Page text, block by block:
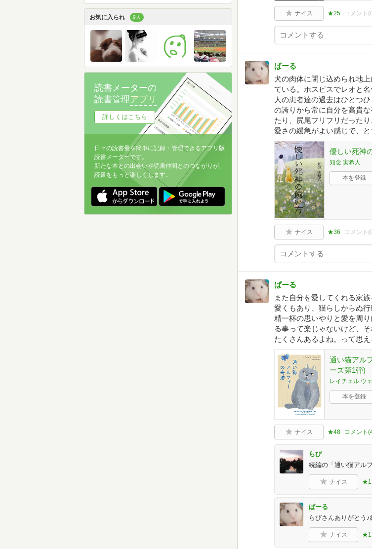
ナイス ★25 コメント(
ぱーる
犬の肉体に閉じ込められ地
ている。ホスピスでレオと
人の患者達の過去はひとつ
の誇りから常に自分を高貴
たり、尻尾フリフリだった
愛さの緩急がよい感じで、
優しい死神
知念 実希人
本を登録
ナイス ★36 コメント(
ぱーる
また自分を愛してくれる家
愛くもあり、猫らしからぬ
精一杯の思いやりと愛を周
る事って楽じゃないけど、
たくさんあるよね。って思え
通い猫アル
ーズ第1弾)
レイチェル ウ
本を登録
ナイス ★48 コメント(
らび
続編の「通い猫アル
ナイス ★1
ぱーる
らびさんありがとう
ナイス ★1
お気に入られ 9人
読書メーターの
読書管理アプリ
詳しくはこちら
日々の読書量を簡単に記録・管理できるアプリ版
読書メーターです。
新たな本との出会いや読書仲間とのつながりが、
読書をもっと楽しくします。